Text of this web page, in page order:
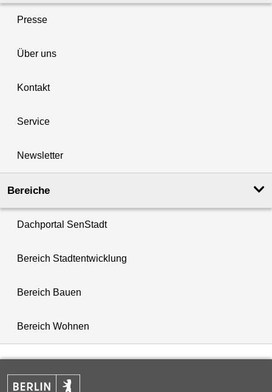
Presse
Über uns
Kontakt
Service
Newsletter
Bereiche
Dachportal SenStadt
Bereich Stadtentwicklung
Bereich Bauen
Bereich Wohnen